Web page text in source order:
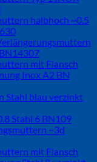
halbhoch ~0.5
mit Flansch
Inox A2 BN
Stahl blau verzinkt
Stahl 6 BN109
~3d
mit Flansch